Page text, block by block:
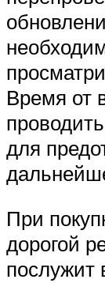
Время от
для
При
дорогой
послужит